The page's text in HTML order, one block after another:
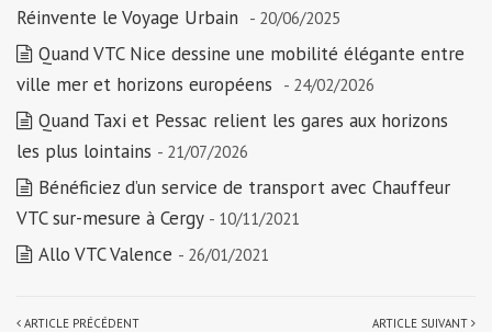
Réinvente le Voyage Urbain - 20/06/2025
Quand VTC Nice dessine une mobilité élégante entre
ville mer et horizons européens - 24/02/2026
Quand Taxi et Pessac relient les gares aux horizons
les plus lointains - 21/07/2026
Bénéficiez d’un service de transport avec Chauffeur
VTC sur-mesure à Cergy - 10/11/2021
Allo VTC Valence - 26/01/2021
ARTICLE PRÉCÉDENT
ARTICLE SUIVANT